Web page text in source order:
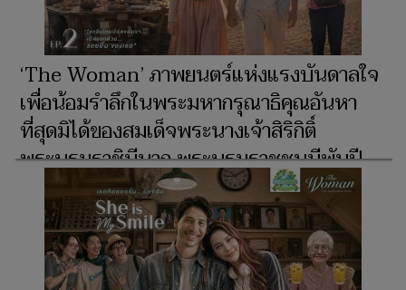
‘The Woman’ ภาพยนตร์แห่งแรงบันดาลใจ
เพื่อน้อมรำลึกในพระมหากรุณาธิคุณอันหา
ที่สุดมิได้ของสมเด็จพระนางเจ้าสิริกิติ์
พระบรมราชินีนาถ พระบรมราชชนนีพันปี
หลวง ผู้ทรงเป็น ‘แม่’ และ ‘รอยยิ้มแห่งแผ่น
ดิน’ จุดประกายความสว่างไสวแก่ชีวิตพสก
นิกรไทยชั่วนิรันดร์ ตอน ‘She is My Smile’
EP.2